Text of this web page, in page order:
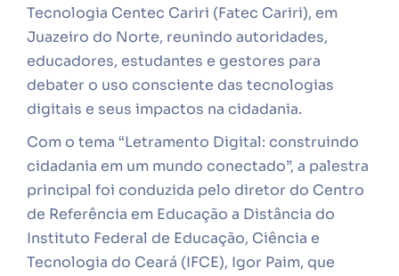
Tecnologia Centec Cariri (Fatec Cariri), em
Juazeiro do Norte, reunindo autoridades,
educadores, estudantes e gestores para
debater o uso consciente das tecnologias
digitais e seus impactos na cidadania.
Com o tema “Letramento Digital: construindo
cidadania em um mundo conectado”, a palestra
principal foi conduzida pelo diretor do Centro
de Referência em Educação a Distância do
Instituto Federal de Educação, Ciência e
Tecnologia do Ceará (IFCE), Igor Paim, que